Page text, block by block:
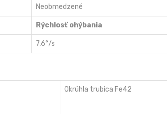
Neobmedzené
Rýchlosť ohýbania
7,6°/s
Okrúhla trubica Fe42